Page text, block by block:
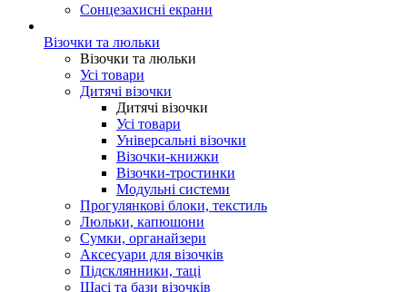
Сонцезахисні екрани
Візочки та люльки
Візочки та люльки
Усі товари
Дитячі візочки
Дитячі візочки
Усі товари
Універсальні візочки
Візочки-книжки
Візочки-тростинки
Модульні системи
Прогулянкові блоки, текстиль
Люльки, капюшони
Сумки, органайзери
Аксесуари для візочків
Підсклянники, таці
Шасі та бази візочків